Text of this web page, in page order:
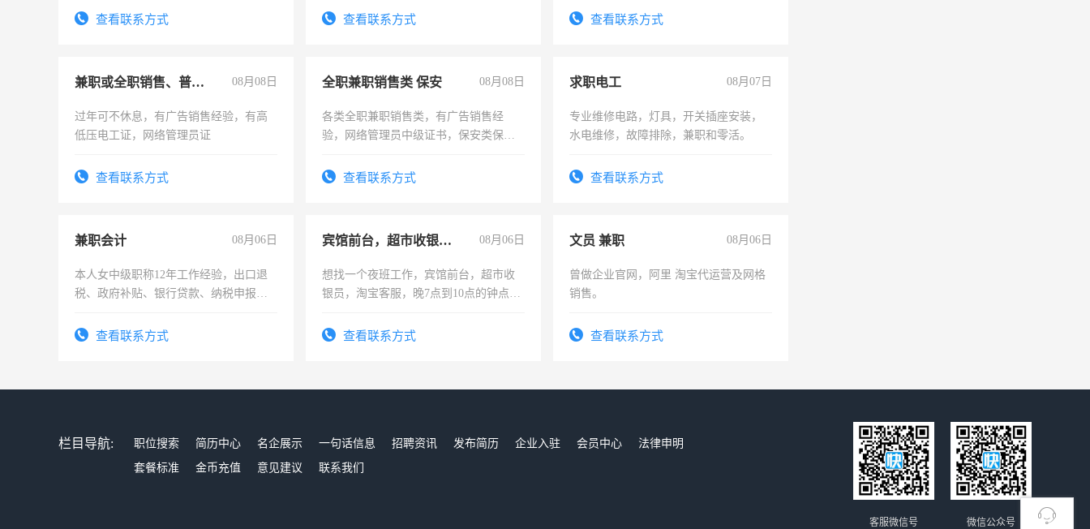
电话查看联系方式 查看联系方式 查看联系方式
兼职或全职销售、普工、维修 08月08日
过年可不休息，有广告销售经验，有高
低压电工证，网络管理员证
查看联系方式
全职兼职销售类 保安 08月08日
各类全职兼职销售类，有广告销售经
验，网络管理员中级证书，保安类保安
有高低压电工证和十几年工作经验
查看联系方式
求职电工 08月07日
专业维修电路，灯具，开关插座安装，
水电维修，故障排除，兼职和零活。
查看联系方式
兼职会计 08月06日
本人女中级职称12年工作经验，出口退
税、政府补贴、银行贷款、纳税申报、
务，财务咨询等业务。欲求兼职会计工
查看联系方式
宾馆前台，超市收银员，淘宝客服 08月06日
想找一个夜班工作，宾馆前台，超市收
银员，淘宝客服，晚7点到10点的钟点
号同微信查看联系方式
文员 兼职 08月06日
曾做企业官网，阿里 淘宝代运营及网格
销售。
查看联系方式
栏目导航: 职位搜索 简历中心 名企展示 一句话信息 招聘资讯 发布简历 企业入驻 会员中心
法律申明
套餐标准
金币充值 意见建议 联系我们
微信公众号
客服微信号